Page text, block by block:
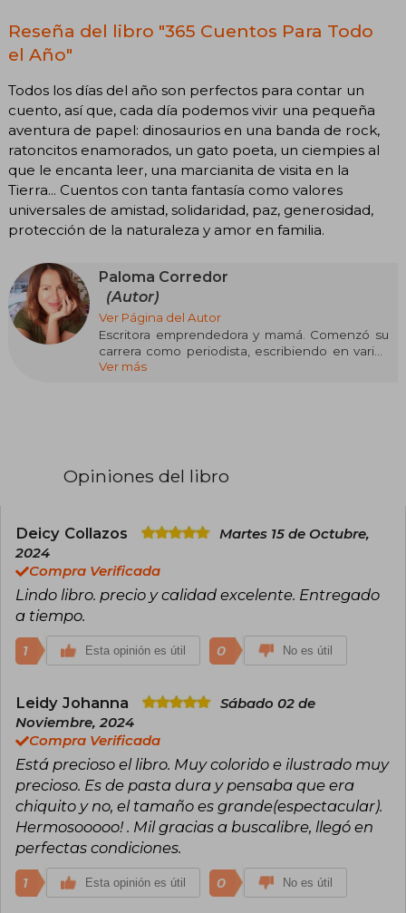
Reseña del libro "365 Cuentos Para Todo
el Año"
Todos los días del año son perfectos para contar un
cuento, así que, cada día podemos vivir una pequeña
aventura de papel: dinosaurios en una banda de rock,
ratoncitos enamorados, un gato poeta, un ciempies al
que le encanta leer, una marcianita de visita en la
Tierra... Cuentos con tanta fantasía como valores
universales de amistad, solidaridad, paz, generosidad,
protección de la naturaleza y amor en familia.
Paloma Corredor
(Autor)
Ver Página del Autor
Escritora emprendedora y mamá. Comenzó su
carrera como periodista, escribiendo en varios
diarios durante 10 años. Luego, lo dejó su tiempo
Ver más
Opiniones del libro
Deicy Collazos
Martes 15 de Octubre,
2024
Compra Verificada
Lindo libro. precio y calidad excelente. Entregado
a tiempo.
1 Esta opinión es útil 0 No es útil
Leidy Johanna
Sábado 02 de
Noviembre, 2024
Compra Verificada
Está precioso el libro. Muy colorido e ilustrado muy
precioso. Es de pasta dura y pensaba que era
chiquito y no, el tamaño es grande(espectacular).
Hermosooooo! . Mil gracias a buscalibre, llegó en
perfectas condiciones.
1 Esta opinión es útil 0 No es útil